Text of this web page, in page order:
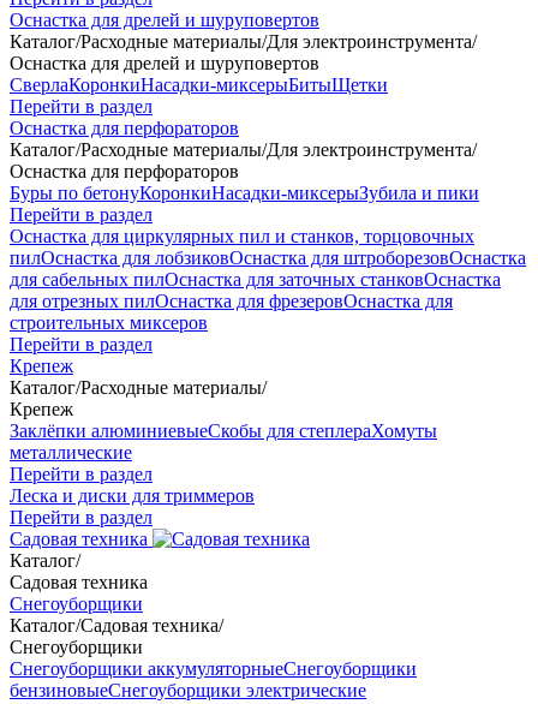
Оснастка для дрелей и шуруповертов
Каталог/Расходные материалы/Для электроинструмента/
Оснастка для дрелей и шуруповертов
СверлаКоронкиНасадки-миксерыБитыЩетки
Перейти в раздел
Оснастка для перфораторов
Каталог/Расходные материалы/Для электроинструмента/
Оснастка для перфораторов
Буры по бетонуКоронкиНасадки-миксерыЗубила и пики
Перейти в раздел
Оснастка для циркулярных пил и станков, торцовочных
пилОснастка для лобзиковОснастка для штроборезовОснастка
для сабельных пилОснастка для заточных станковОснастка
для отрезных пилОснастка для фрезеровОснастка для
строительных миксеров
Перейти в раздел
Крепеж
Каталог/Расходные материалы/
Крепеж
Заклёпки алюминиевыеСкобы для степлераХомуты
металлические
Перейти в раздел
Леска и диски для триммеров
Перейти в раздел
Садовая техника
Каталог/
Садовая техника
Снегоуборщики
Каталог/Садовая техника/
Снегоуборщики
Снегоуборщики аккумуляторныеСнегоуборщики
бензиновыеСнегоуборщики электрические